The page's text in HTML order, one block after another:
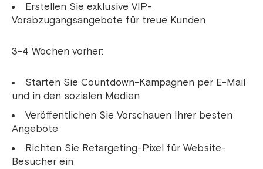
Erstellen Sie exklusive VIP-
Vorabzugangsangebote für treue Kunden
3-4 Wochen vorher:
Starten Sie Countdown-Kampagnen per E-Mail
und in den sozialen Medien
Veröffentlichen Sie Vorschauen Ihrer besten
Angebote
Richten Sie Retargeting-Pixel für Website-
Besucher ein